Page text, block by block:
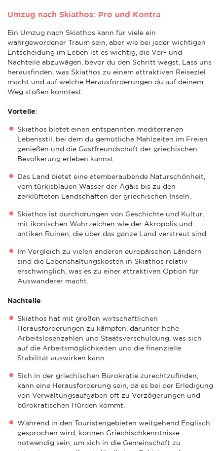
Umzug nach Skiathos: Pro und Kontra
Ein Umzug nach Skiathos kann für viele ein
wahrgewordener Traum sein, aber wie bei jeder wichtigen
Entscheidung im Leben ist es wichtig, die Vor- und
Nachteile abzuwägen, bevor du den Schritt wagst. Lass uns
herausfinden, was Skiathos zu einem attraktiven Reiseziel
macht und auf welche Herausforderungen du auf deinem
Weg stoßen könntest.
Vorteile:
Skiathos bietet einen entspannten mediterranen
Lebensstil, bei dem du gemütliche Mahlzeiten im Freien
genießen und die Gastfreundschaft der griechischen
Bevölkerung erleben kannst.
Das Land bietet eine atemberaubende Naturschönheit,
vom türkisblauen Wasser der Ägäis bis zu den
zerklüfteten Landschaften der griechischen Inseln.
Skiathos ist durchdrungen von Geschichte und Kultur,
mit ikonischen Wahrzeichen wie der Akropolis und
antiken Ruinen, die über das ganze Land verstreut sind.
Im Vergleich zu vielen anderen europäischen Ländern
sind die Lebenshaltungskosten in Skiathos relativ
erschwinglich, was es zu einer attraktiven Option für
Auswanderer macht.
Nachteile:
Skiathos hat mit großen wirtschaftlichen
Herausforderungen zu kämpfen, darunter hohe
Arbeitslosenzahlen und Staatsverschuldung, was sich
auf die Arbeitsmöglichkeiten und die finanzielle
Stabilität auswirken kann.
Sich in der griechischen Bürokratie zurechtzufinden,
kann eine Herausforderung sein, da es bei der Erledigung
von Verwaltungsaufgaben oft zu Verzögerungen und
bürokratischen Hürden kommt.
Während in den Touristengebieten weitgehend Englisch
gesprochen wird, können Griechischkenntnisse
notwendig sein, um sich in die Gemeinschaft zu